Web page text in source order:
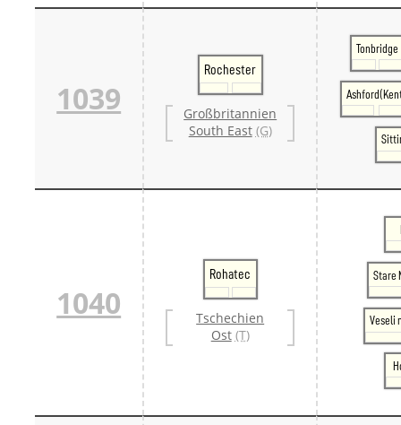
1039
Rochester
Großbritannien
South East (G)
Tonbridge
1040
Rohatec
Tschechien
Ost (T)
Stare
Veseli